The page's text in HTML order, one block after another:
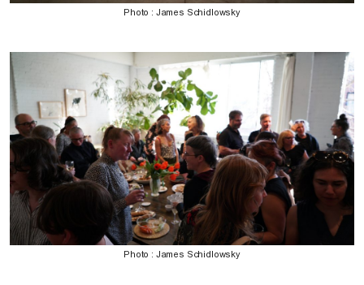
Photo : James Schidlowsky
Photo : James Schidlowsky